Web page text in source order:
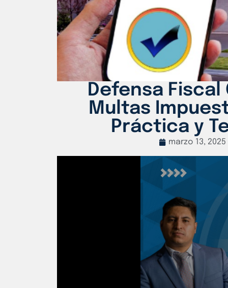
Defensa
Multas
Práctica y
marzo 13, 2025